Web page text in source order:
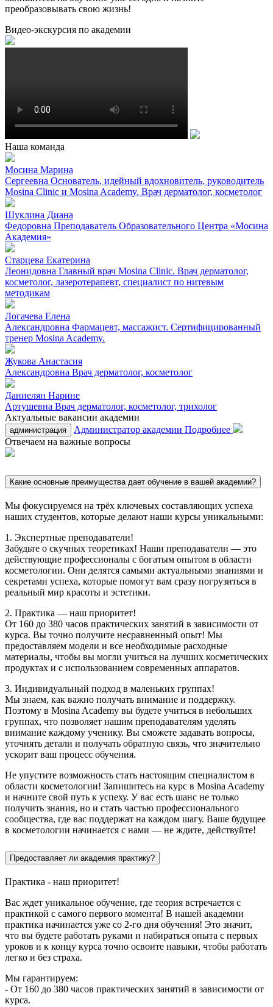
преобразовывать свою жизнь!
Видео-экскурсия по академии
Наша команда
Мосина Марина
Сергеевна Основатель, идейный вдохновитель, руководитель
Mosina Clinic и Mosina Academy. Врач дерматолог, косметолог
Шуклина Диана
Федоровна Преподаватель Образовательного Центра «Мосина
Академия»
Старцева Екатерина
Леонидовна Главный врач Mosina Clinic. Врач дерматолог,
косметолог, лазеротерапевт, специалист по нитевым
методикам
Логачева Елена
Александровна Фармацевт, массажист. Сертифицированный
тренер Mosina Academy.
Жукова Анастасия
Александровна Врач дерматолог, косметолог
Даниелян Нарине
Артушевна Врач дерматолог, косметолог, трихолог
Актуальные вакансии академии
администрация Администратор академии Подробнее
Отвечаем на важные вопросы
Какие основные преимущества дает обучение в вашей академии?
Мы фокусируемся на трёх ключевых составляющих успеха
наших студентов, которые делают наши курсы уникальными:
1. Экспертные преподаватели!
Забудьте о скучных теоретиках! Наши преподаватели — это
действующие профессионалы с богатым опытом в области
косметологии. Они делятся самыми актуальными знаниями и
секретами успеха, которые помогут вам сразу погрузиться в
реальный мир красоты и эстетики.
2. Практика — наш приоритет!
От 160 до 380 часов практических занятий в зависимости от
курса. Вы точно получите несравненный опыт! Мы
предоставляем модели и все необходимые расходные
материалы, чтобы вы могли учиться на лучших косметических
продуктах и с использованием современных аппаратов.
3. Индивидуальный подход в маленьких группах!
Мы знаем, как важно получать внимание и поддержку.
Поэтому в Mosina Academy вы будете учиться в небольших
группах, что позволяет нашим преподавателям уделять
внимание каждому ученику. Вы сможете задавать вопросы,
уточнять детали и получать обратную связь, что значительно
ускорит ваш процесс обучения.
Не упустите возможность стать настоящим специалистом в
области косметологии! Запишитесь на курс в Mosina Academy
и начните свой путь к успеху. У вас есть шанс не только
получить знания, но и стать частью профессионального
сообщества, где вас поддержат на каждом шагу. Ваше будущее
в косметологии начинается с нами — не ждите, действуйте!
Предоставляет ли академия практику?
Практика - наш приоритет!
Вас ждет уникальное обучение, где теория встречается с
практикой с самого первого момента! В нашей академии
практика начинается уже со 2-го дня обучения! Это значит,
что вы будете работать руками и набираться опыта с первых
уроков и к концу курса точно освоите навыки, чтобы работать
легко и без страха.
Мы гарантируем:
- От 160 до 380 часов практических занятий в зависимости от
курса.